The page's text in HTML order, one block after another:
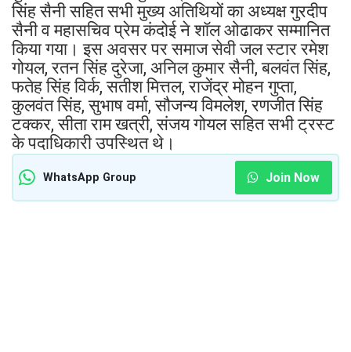
सिंह सैनी सहित सभी मुख्य अतिथियों का अध्यक्ष गुरदीप
सैनी व महासचिव प्रेम कंदोई ने शॉल ओढाकर सम्मानित
किया गया। इस अवसर पर समाज सेवी जल स्टार रमेश
गोयल, रतन सिंह दुरेजा, अनिल कुमार सैनी, बलवंत सिंह,
फतेह सिंह विर्क, सतीश मित्तल, राजेंद्र मोहन गुप्ता,
कुलवंत सिंह, सुभाष वर्मा, सौजन्य विमलेश, रणजीत सिंह
टक्कर, सीता राम खत्री, संजय गोयल सहित सभी ट्रस्ट
के पदाधिकारी उपस्थित थे।
WhatsApp Group Join Now